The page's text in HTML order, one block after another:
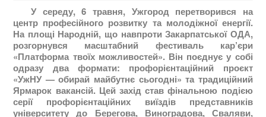
У середу, 6 травня, Ужгород перетворився на
центр професійного розвитку та молодіжної енергії.
На площі Народній, що навпроти Закарпатської ОДА,
розгорнувся масштабний фестиваль кар’єри
«Платформа твоїх можливостей». Він поєднує у собі
одразу два формати: профорієнтаційний проєкт
«УжНУ — обирай майбутнє сьогодні» та традиційний
Ярмарок вакансій. Цей захід став фінальною подією
серії профорієнтаційних виїздів представників
університету до Берегова, Виноградова, Сваляви,